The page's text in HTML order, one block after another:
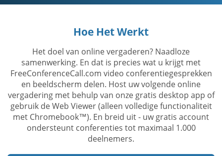
Hoe Het Werkt
Het doel van online vergaderen? Naadloze
samenwerking. En dat is precies wat u krijgt met
FreeConferenceCall.com video conferentiegesprekken
en beeldscherm delen. Host uw volgende online
vergadering met behulp van onze gratis desktop app of
gebruik de Web Viewer (alleen volledige functionaliteit
met Chromebook™). En breid uit - uw gratis account
ondersteunt conferenties tot maximaal 1.000
deelnemers.